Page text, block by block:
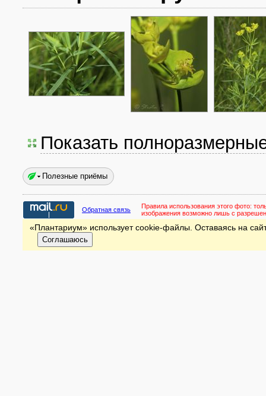
Показать
Полезные приёмы
Обратная связь Правила использования этого фото:
изображения возможно лишь с
«Плантариум» использует cookie-файлы. Оставаясь на
Соглашаюсь